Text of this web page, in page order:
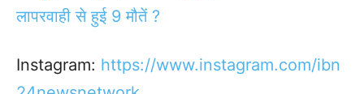
लापरवाही से हुई 9 मौतें ?
Instagram: https://www.instagram.com/ibn